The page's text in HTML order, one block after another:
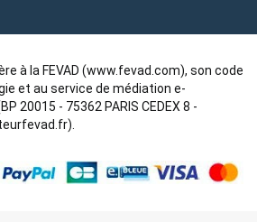
à la FEVAD (www.fevad.com), son code
et au service de médiation e-
20015 - 75362 PARIS CEDEX 8 -